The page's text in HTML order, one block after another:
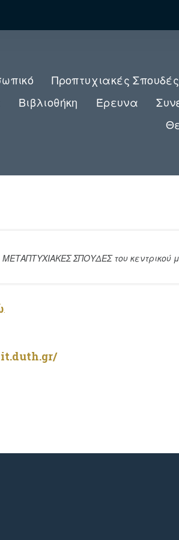
Προπτυχιακές Σπουδές
Βιβλιοθήκη Έρευνα
ΣΠΟΥΔΕΣ του κεντρικού
.